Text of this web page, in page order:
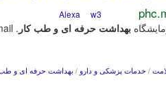
w3
بهداشت حرفه ای و طب کار
/ خدمات پزشکی و دارو / بهداشت حرفه ای و طب